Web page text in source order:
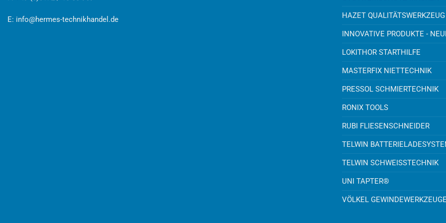
E: info@hermes-technikhandel.de HAZET QUALITÄTSWERKZEUG
INNOVATIVE PRODUKTE -
LOKITHOR STARTHILFE
MASTERFIX NIETTECHNIK
PRESSOL SCHMIERTECHNIK
RONIX TOOLS
RUBI FLIESENSCHNEIDER
TELWIN
TELWIN SCHWEISSTECHNIK
UNI TAPTER®
VÖLKEL GEWINDEWERKZEUGE